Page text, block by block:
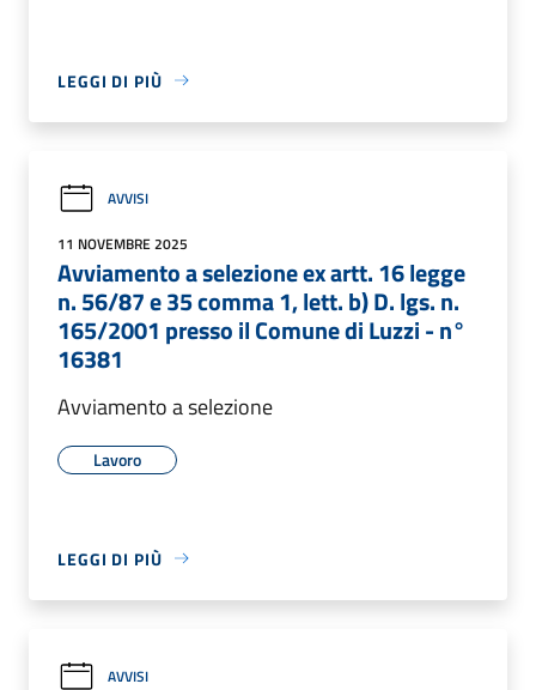
LEGGI DI PIÙ
AVVISI
11 NOVEMBRE 2025
Avviamento a selezione ex artt. 16 legge
n. 56/87 e 35 comma 1, lett. b) D. lgs. n.
165/2001 presso il Comune di Luzzi - n°
16381
Avviamento a selezione
Lavoro
LEGGI DI PIÙ
AVVISI